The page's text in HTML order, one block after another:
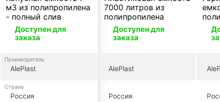
м3 из полипропилена
- полный слив
Доступен для
заказа
Производитель
AlePlast
Страна
Россия
7000 литров из
полипропилена
Доступен для
заказа
AlePlast
Россия